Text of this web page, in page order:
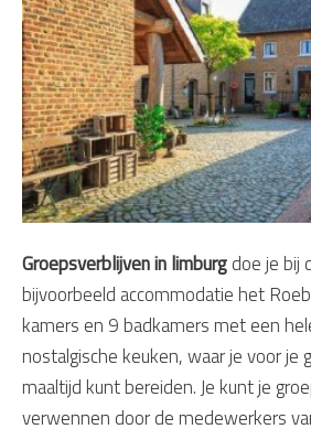
Groepsverblijven in limburgdoe je bij
bijvoorbeeld accommodatie het
kamers en 9 badkamers met een
nostalgische keuken, waar je voor je
maaltijd kunt bereiden. Je kunt je
verwennen door de medewerkers